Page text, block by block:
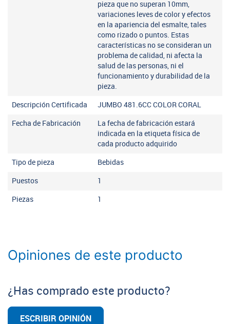
pieza que no superan 10mm,
variaciones leves de color y efectos
en la apariencia del esmalte, tales
como rizado o puntos. Estas
características no se consideran un
problema de calidad, ni afecta la
salud de las personas, ni el
funcionamiento y durabilidad de la
pieza.
Descripción Certificada JUMBO 481.6CC COLOR CORAL
Fecha de Fabricación
La fecha de fabricación estará
indicada en la etiqueta física de
cada producto adquirido
Tipo de pieza Bebidas
Puestos 1
Piezas 1
Opiniones de este producto
¿Has comprado este producto?
ESCRIBIR OPINIÓN